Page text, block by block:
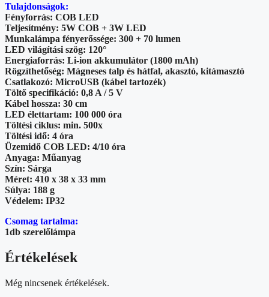
Tulajdonságok:
Fényforrás: COB LED
Teljesítmény: 5W COB + 3W LED
Munkalámpa fényerőssége: 300 + 70 lumen
LED világítási szög: 120°
Energiaforrás: Li-ion akkumulátor (1800 mAh)
Rögzíthetőség: Mágneses talp és hátfal, akasztó, kitámasztó
Csatlakozó: MicroUSB (kábel tartozék)
Töltő specifikáció: 0,8 A / 5 V
Kábel hossza: 30 cm
LED élettartam: 100 000 óra
Töltési ciklus: min. 500x
Töltési idő: 4 óra
Üzemidő COB LED: 4/10 óra
Anyaga: Műanyag
Szín: Sárga
Méret: 410 x 38 x 33 mm
Súlya: 188 g
Védelem: IP32
Csomag tartalma:
1db szerelőlámpa
Értékelések
Még nincsenek értékelések.